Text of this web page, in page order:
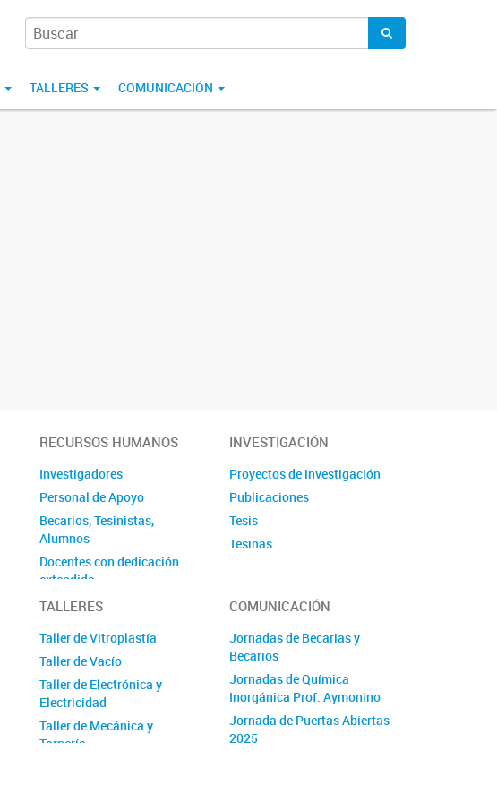
TALLERES COMUNICACIÓN
RECURSOS HUMANOS
Investigadores
Personal de Apoyo
Becarios, Tesinistas,
Alumnos
Docentes con dedicación
extendida
Ex-colaboradores
Género
INVESTIGACIÓN
Proyectos de investigación
Publicaciones
Tesis
Tesinas
TALLERES
Taller de Vitroplastía
Taller de Vacío
Taller de Electrónica y
Electricidad
Taller de Mecánica y
Tornería
COMUNICACIÓN
Jornadas de Becarias y
Becarios
Jornadas de Química
Inorgánica Prof. Aymonino
Jornada de Puertas Abiertas
2025